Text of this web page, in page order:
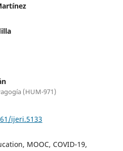
(HUM-971)
ijeri.5133
MOOC, COVID-19,